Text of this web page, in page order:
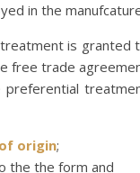
in the
is granted
free trade
preferential
origin;
the the form and